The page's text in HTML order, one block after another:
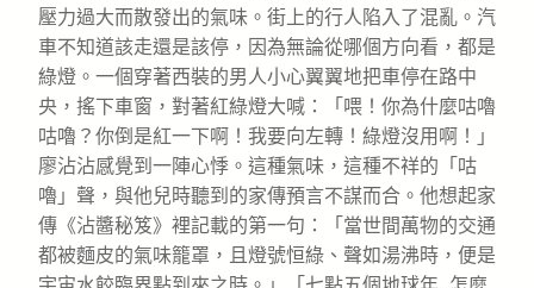
壓力過大而散發出的氣味。街上的行人陷入了混亂。汽
車不知道該走還是該停，因為無論從哪個方向看，都是
綠燈。一個穿著西裝的男人小心翼翼地把車停在路中
央，搖下車窗，對著紅綠燈大喊：「喂！你為什麼咕嚕
咕嚕？你倒是紅一下啊！我要向左轉！綠燈沒用啊！」
廖沾沾感覺到一陣心悸。這種氣味，這種不祥的「咕
嚕」聲，與他兒時聽到的家傳預言不謀而合。他想起家
傳《沾醬秘笈》裡記載的第一句：「當世間萬物的交通
都被麵皮的氣味籠罩，且燈號恒綠、聲如湯沸時，便是